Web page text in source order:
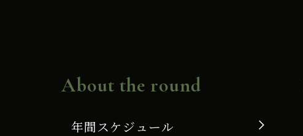
About the round
年間スケジュール